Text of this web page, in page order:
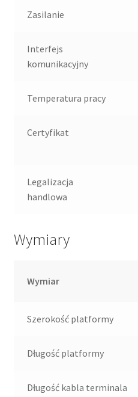
Zasilanie
Interfejs
komunikacyjny
Temperatura pracy
Certyfikat
Legalizacja
handlowa
Wymiary
Wymiar
Szerokość platformy
Długość platformy
Długość kabla terminala